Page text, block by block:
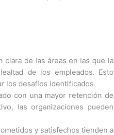
clara de las áreas en las que la
de los empleados. Esto
los desafíos identificados.
con una mayor retención de
las organizaciones pueden
y satisfechos tienden a